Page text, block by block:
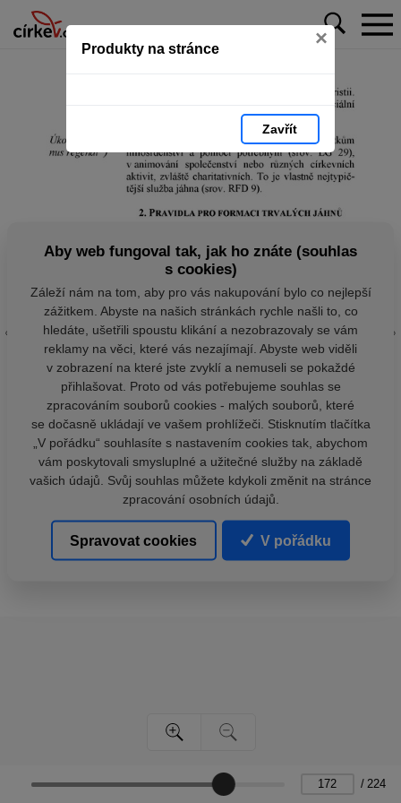
Produkty na stránce ×
Zavřít
/ 224
Aby web fungoval tak, jak ho znáte (souhlas
s cookies)
Záleží nám na tom, aby pro vás nakupování bylo co nejlepší
zážitkem. Abyste na našich stránkách rychle našli to, co
hledáte, ušetřili spoustu klikání a nezobrazovaly se vám
reklamy na věci, které vás nezajímají. Abyste web viděli
v zobrazení na které jste zvyklí a nemuseli se pokaždé
přihlašovat. Proto od vás potřebujeme souhlas se
zpracováním souborů cookies - malých souborů, které
se dočasně ukládají ve vašem prohlížeči. Stisknutím tlačítka
„V pořádku“ souhlasíte s nastavením cookies tak, abychom
vám poskytovali smysluplné a užitečné služby na základě
vašich údajů. Svůj souhlas můžete kdykoli změnit na stránce
zpracování osobních údajů.
Spravovat cookies V pořádku